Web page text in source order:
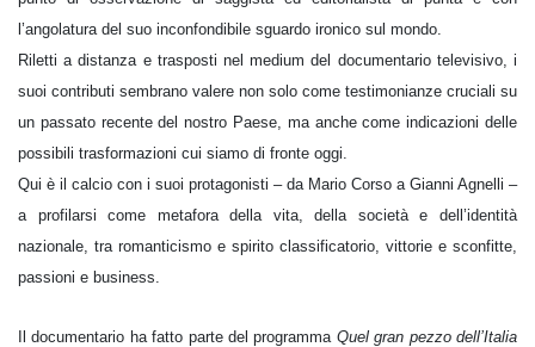
l’angolatura del suo inconfondibile sguardo ironico sul mondo.
Riletti a distanza e trasposti nel medium del documentario televisivo, i
suoi contributi sembrano valere non solo come testimonianze cruciali su
un passato recente del nostro Paese, ma anche come indicazioni delle
possibili trasformazioni cui siamo di fronte oggi.
Qui è il calcio con i suoi protagonisti – da Mario Corso a Gianni Agnelli –
a profilarsi come metafora della vita, della società e dell’identità
nazionale, tra romanticismo e spirito classificatorio, vittorie e sconfitte,
passioni e business.
Il documentario ha fatto parte del programma Quel gran pezzo dell’Italia